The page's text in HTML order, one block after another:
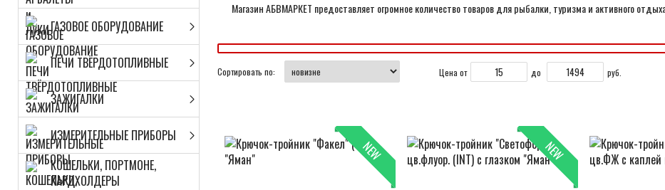
ГАЗОВОЕ ОБОРУДОВАНИЕ
ПЕЧИ ТВЁРДОТОПЛИВНЫЕ
ЗАЖИГАЛКИ
ИЗМЕРИТЕЛЬНЫЕ ПРИБОРЫ
КОШЕЛЬКИ, ПОРТМОНЕ,
КАРДХОЛДЕРЫ
Магазин АБВМАРКЕТ предоставляет огромное количество товаров для рыбалки, туризма и активного
Сортировать по: Цена от до руб.
NEW NEW